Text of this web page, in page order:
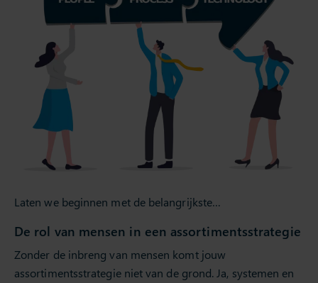
Laten we beginnen met de belangrijkste…
De rol van mensen in een assortimentsstrategie
Zonder de inbreng van mensen komt jouw
assortimentsstrategie niet van de grond. Ja, systemen en